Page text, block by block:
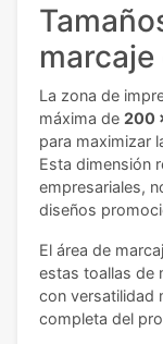
La zona de
máxima de 200
para maximizar
Esta dimensión
empresariales,
diseños
El área de
estas toallas de
con versatilidad
completa del